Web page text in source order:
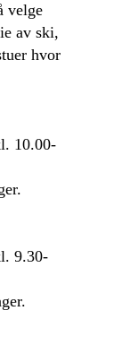
velge
av ski,
hvor
10.00-
9.30-